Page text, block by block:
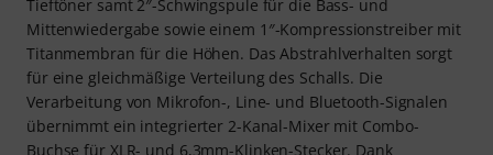
Tieftöner samt 2″-Schwingspule für die Bass- und
Mittenwiedergabe sowie einem 1″-Kompressionstreiber mit
Titanmembran für die Höhen. Das Abstrahlverhalten sorgt
für eine gleichmäßige Verteilung des Schalls. Die
Verarbeitung von Mikrofon-, Line- und Bluetooth-Signalen
übernimmt ein integrierter 2-Kanal-Mixer mit Combo-
Buchse für XLR- und 6,3mm-Klinken-Stecker. Dank